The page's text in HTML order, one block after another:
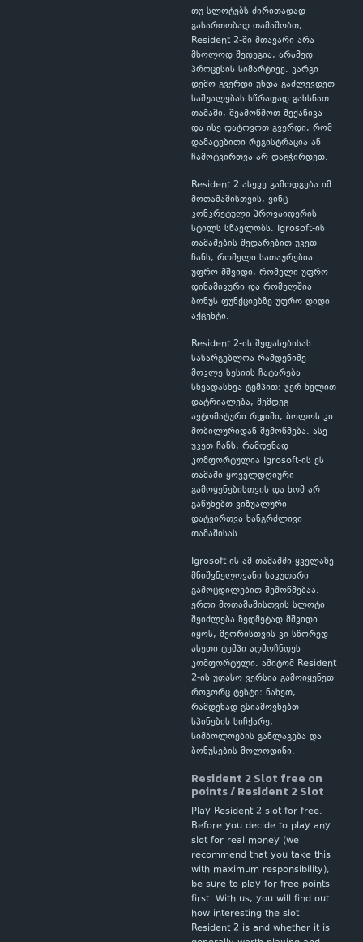
თუ სლოტებს ძირითადად
გასართობად თამაშობთ,
Resident 2-ში მთავარი არა
მხოლოდ შედეგია, არამედ
პროცესის სიმარტივე. კარგი
დემო გვერდი უნდა გაძლევდეთ
საშუალებას სწრაფად გახსნათ
თამაში, შეამოწმოთ მექანიკა
და ისე დატოვოთ გვერდი, რომ
დამატებითი რეგისტრაცია ან
ჩამოტვირთვა არ დაგჭირდეთ.
Resident 2 ასევე გამოდგება იმ
მოთამაშისთვის, ვინც
კონკრეტული პროვაიდერის
სტილს სწავლობს. Igrosoft-ის
თამაშების შედარებით უკეთ
ჩანს, რომელი სათაურებია
უფრო მშვიდი, რომელი უფრო
დინამიკური და რომელშია
ბონუს ფუნქციებზე უფრო დიდი
აქცენტი.
Resident 2-ის შეფასებისას
სასარგებლოა რამდენიმე
მოკლე სესიის ჩატარება
სხვადასხვა ტემპით: ჯერ ხელით
დატრიალება, შემდეგ
ავტომატური რეჟიმი, ბოლოს კი
მობილურიდან შემოწმება. ასე
უკეთ ჩანს, რამდენად
კომფორტულია Igrosoft-ის ეს
თამაში ყოველდღიური
გამოყენებისთვის და ხომ არ
გაწუხებთ ვიზუალური
დატვირთვა ხანგრძლივი
თამაშისას.
Igrosoft-ის ამ თამაშში ყველაზე
მნიშვნელოვანი საკუთარი
გამოცდილებით შემოწმებაა.
ერთი მოთამაშისთვის სლოტი
შეიძლება ზედმეტად მშვიდი
იყოს, მეორისთვის კი სწორედ
ასეთი ტემპი აღმოჩნდეს
კომფორტული. ამიტომ Resident
2-ის უფასო ვერსია გამოიყენეთ
როგორც ტესტი: ნახეთ,
რამდენად გსიამოვნებთ
სპინების სიჩქარე,
სიმბოლოების განლაგება და
ბონუსების მოლოდინი.
Resident 2 Slot free on
points / Resident 2 Slot
Play Resident 2 slot for free.
Before you decide to play any
slot for real money (we
recommend that you take this
with maximum responsibility),
be sure to play for free points
first. With us, you will find out
how interesting the slot
Resident 2 is and whether it is